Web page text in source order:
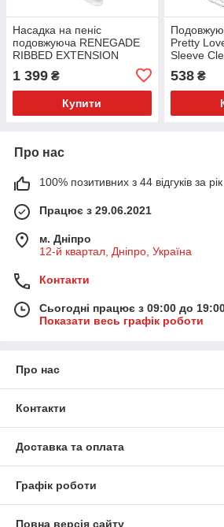
Насадка на пеніс
подовжуюча RENEGADE
RIBBED EXTENSION
1 399 ₴
Купити
Pretty
Sleeve
538₴
Про нас
100% позитивних з 44 відгуків за рік
Працює з 29.06.2021
м. Дніпро
12-й квартал, Дніпро, Україна
Контакти
Сьогодні працює з 09:00 до
Показати весь графік роботи
Про нас
Контакти
Доставка та оплата
Графік роботи
Повна версія сайту